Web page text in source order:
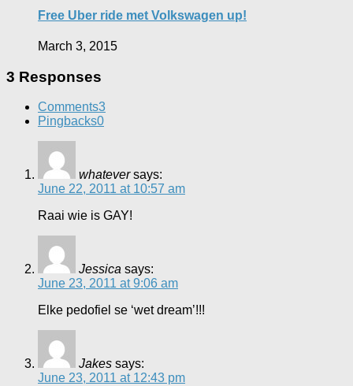
Free Uber ride met Volkswagen up!
March 3, 2015
3 Responses
Comments3
Pingbacks0
whatever says:
June 22, 2011 at 10:57 am
Raai wie is GAY!
Jessica says:
June 23, 2011 at 9:06 am
Elke pedofiel se ‘wet dream’!!!
Jakes says:
June 23, 2011 at 12:43 pm